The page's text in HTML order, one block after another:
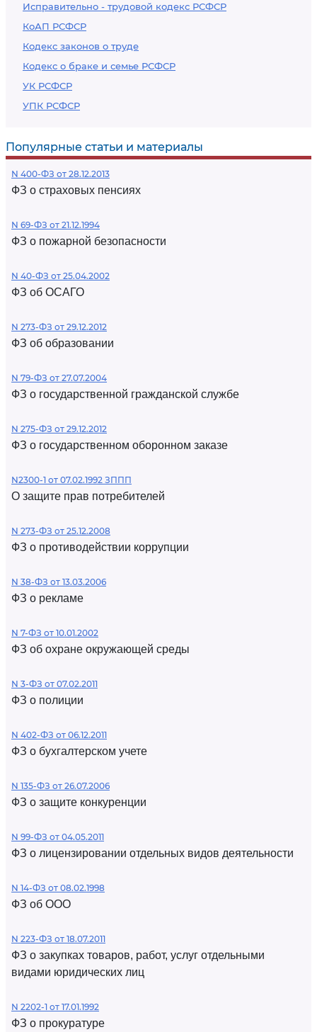
Исправительно - трудовой кодекс РСФСР
КоАП РСФСР
Кодекс законов о труде
Кодекс о браке и семье РСФСР
УК РСФСР
УПК РСФСР
Популярные статьи и материалы
N 400-ФЗ от 28.12.2013
ФЗ о страховых пенсиях
N 69-ФЗ от 21.12.1994
ФЗ о пожарной безопасности
N 40-ФЗ от 25.04.2002
ФЗ об ОСАГО
N 273-ФЗ от 29.12.2012
ФЗ об образовании
N 79-ФЗ от 27.07.2004
ФЗ о государственной гражданской службе
N 275-ФЗ от 29.12.2012
ФЗ о государственном оборонном заказе
N2300-1 от 07.02.1992 ЗППП
О защите прав потребителей
N 273-ФЗ от 25.12.2008
ФЗ о противодействии коррупции
N 38-ФЗ от 13.03.2006
ФЗ о рекламе
N 7-ФЗ от 10.01.2002
ФЗ об охране окружающей среды
N 3-ФЗ от 07.02.2011
ФЗ о полиции
N 402-ФЗ от 06.12.2011
ФЗ о бухгалтерском учете
N 135-ФЗ от 26.07.2006
ФЗ о защите конкуренции
N 99-ФЗ от 04.05.2011
ФЗ о лицензировании отдельных видов деятельности
N 14-ФЗ от 08.02.1998
ФЗ об ООО
N 223-ФЗ от 18.07.2011
ФЗ о закупках товаров, работ, услуг отдельными
видами юридических лиц
N 2202-1 от 17.01.1992
ФЗ о прокуратуре